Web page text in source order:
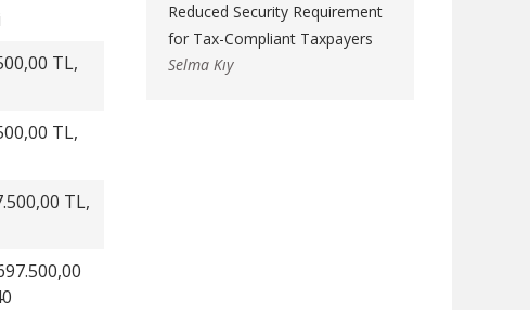
TL,
TL,
TL,
Reduced Security Requirement
for Tax-Compliant Taxpayers
Selma Kıy